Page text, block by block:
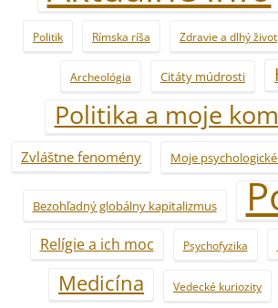
Politik Rímska ríša Zdravie a dlhý život
Archeológia Citáty múdrosti
Politika a moje
Zvláštne fenomény Moje
Bezohľadný globálny kapitalizmus
Relígie a ich moc Psychofyzika
Medicína Vedecké kuriozity